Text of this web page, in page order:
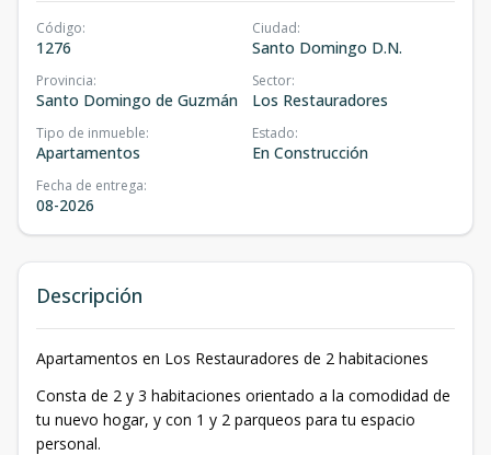
Código:
1276
Ciudad:
Santo Domingo D.N.
Provincia:
Santo Domingo de Guzmán
Sector:
Los Restauradores
Tipo de inmueble:
Apartamentos
Estado:
En Construcción
Fecha de entrega:
08-2026
Descripción
Apartamentos en Los Restauradores de 2 habitaciones
Consta de 2 y 3 habitaciones orientado a la comodidad de
tu nuevo hogar, y con 1 y 2 parqueos para tu espacio
personal.